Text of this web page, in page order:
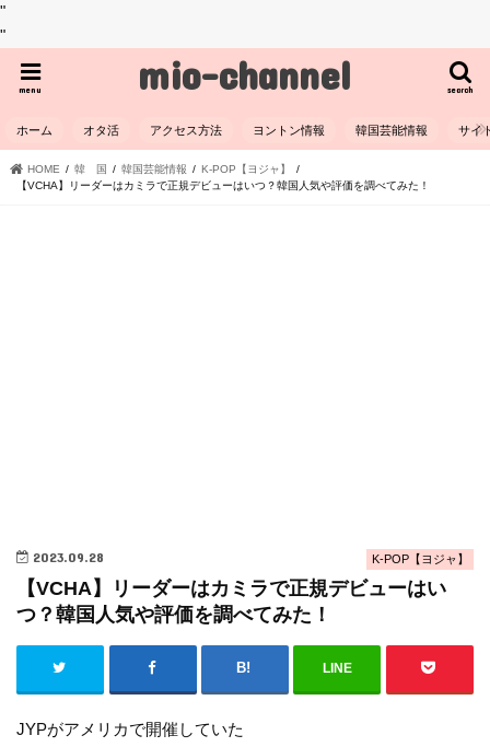
"
"
mio-channel search
menu
ホーム オタ活 アクセス方法 ヨントン情報 韓国芸能情報 サイ
HOME 韓 国 韓国芸能情報
K-POP【ヨジャ】
【VCHA】リーダーはカミラで正規デビューはいつ？韓国人気や評価を調べてみた！
K-POP【ヨジャ】
2023.09.28
【VCHA】リーダーはカミラで正規デビューはい
つ？韓国人気や評価を調べてみた！
LINE
JYPがアメリカで開催していた